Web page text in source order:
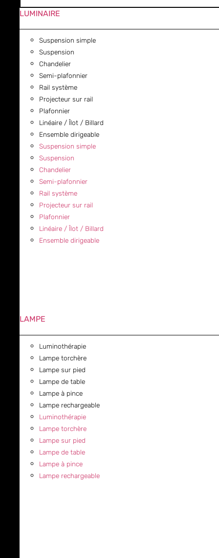
LUMINAIRE
Suspension simple
Suspension
Chandelier
Semi-plafonnier
Rail système
Projecteur sur rail
Plafonnier
Linéaire / Îlot / Billard
Ensemble dirigeable
Suspension simple
Suspension
Chandelier
Semi-plafonnier
Rail système
Projecteur sur rail
Plafonnier
Linéaire / Îlot / Billard
Ensemble dirigeable
LAMPE
Luminothérapie
Lampe torchère
Lampe sur pied
Lampe de table
Lampe à pince
Lampe rechargeable
Luminothérapie
Lampe torchère
Lampe sur pied
Lampe de table
Lampe à pince
Lampe rechargeable